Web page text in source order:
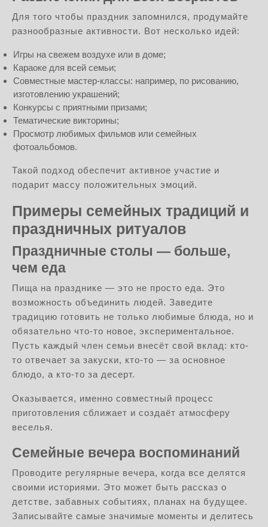
Для того чтобы праздник запомнился, продумайте
разнообразные активности. Вот несколько идей:
Игры на свежем воздухе или в доме;
Караоке для всей семьи;
Совместные мастер-классы: например, по рисованию,
изготовлению украшений;
Конкурсы с приятными призами;
Тематические викторины;
Просмотр любимых фильмов или семейных
фотоальбомов.
Такой подход обеспечит активное участие и
подарит массу положительных эмоций.
Примеры семейных традиций и
праздничных ритуалов
Праздничные столы — больше,
чем еда
Пища на празднике — это не просто еда. Это
возможность объединить людей. Заведите
традицию готовить не только любимые блюда, но и
обязательно что-то новое, экспериментальное.
Пусть каждый член семьи внесёт свой вклад: кто-
то отвечает за закуски, кто-то — за основное
блюдо, а кто-то за десерт.
Оказывается, именно совместный процесс
приготовления сближает и создаёт атмосферу
веселья.
Семейные вечера воспоминаний
Проводите регулярные вечера, когда все делятся
своими историями. Это может быть рассказ о
детстве, забавных событиях, планах на будущее.
Записывайте самые значимые моменты и делитесь